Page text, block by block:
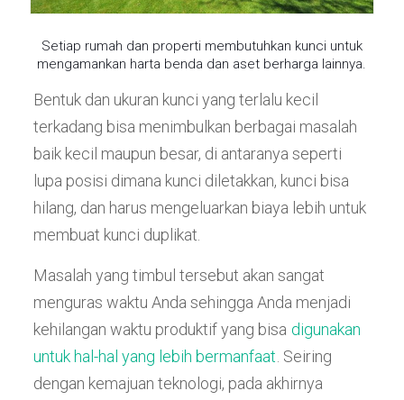
Setiap rumah dan properti membutuhkan kunci untuk
mengamankan harta benda dan aset berharga lainnya.
Bentuk dan ukuran kunci yang terlalu kecil
terkadang bisa menimbulkan berbagai masalah
baik kecil maupun besar, di antaranya seperti
lupa posisi dimana kunci diletakkan, kunci bisa
hilang, dan harus mengeluarkan biaya lebih untuk
membuat kunci duplikat.
Masalah yang timbul tersebut akan sangat
menguras waktu Anda sehingga Anda menjadi
kehilangan waktu produktif yang bisa digunakan
untuk hal-hal yang lebih bermanfaat . Seiring
dengan kemajuan teknologi, pada akhirnya